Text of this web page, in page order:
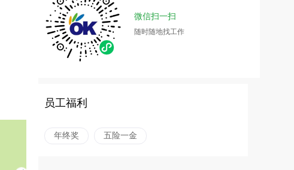
微信扫一扫
随时随地找工作
员工福利
年终奖 五险一金